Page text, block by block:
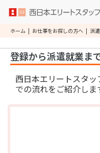
ホーム | お仕事をお探しの方へ | 派遣
登録から派遣就業ま
西日本エリートスタ
での流れをご紹介しま